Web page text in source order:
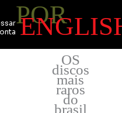
POR
OS
discos
mais
raros
do
brasil